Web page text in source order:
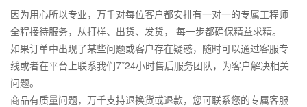
因为用心所以专业，万千对每位客户都安排有一对一的专属工程师
全程接待服务，从打样、出货、发货， 每一步都确保精益求精。
如果订单中出现了某些问题或客户存在疑惑，随时可以通过客服专
线或者在平台上联系我们7*24小时售后服务团队，为客户解决相关
问题。
商品有质量问题，万千支持退换货或退款，您可联系您的专属客服